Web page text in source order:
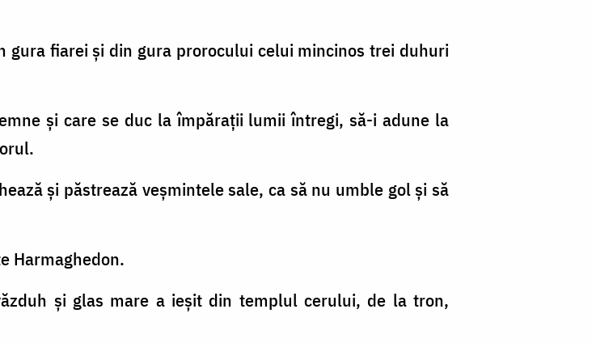
gura fiarei şi din gura prorocului celui mincinos trei duhuri
şi care se duc la împăraţii lumii întregi, să-i adune la
şi păstrează veşmintele sale, ca să nu umble gol şi să
Harmaghedon.
şi glas mare a ieşit din templul cerului, de la tron,